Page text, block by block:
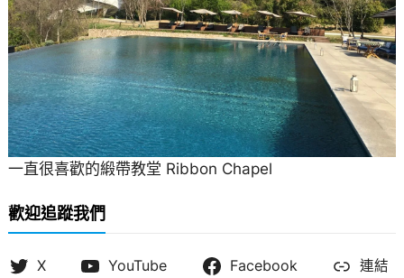
一直很喜歡的緞帶教堂 Ribbon Chapel
歡迎追蹤我們
X YouTube Facebook
連結